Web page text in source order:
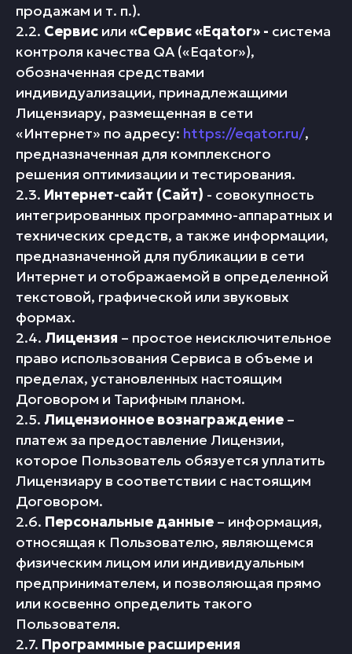
продажам и т. п.).
2.2. Сервис или «Сервис «Eqator» - система
контроля качества QA («Eqator»),
обозначенная средствами
индивидуализации, принадлежащими
Лицензиару, размещенная в сети
«Интернет» по адресу: https://eqator.ru/,
предназначенная для комплексного
решения оптимизации и тестирования.
2.3. Интернет-сайт (Сайт) - совокупность
интегрированных программно-аппаратных и
технических средств, а также информации,
предназначенной для публикации в сети
Интернет и отображаемой в определенной
текстовой, графической или звуковых
формах.
2.4. Лицензия – простое неисключительное
право использования Сервиса в объеме и
пределах, установленных настоящим
Договором и Тарифным планом.
2.5. Лицензионное вознаграждение –
платеж за предоставление Лицензии,
которое Пользователь обязуется уплатить
Лицензиару в соответствии с настоящим
Договором.
2.6. Персональные данные – информация,
относящая к Пользователю, являющемся
физическим лицом или индивидуальным
предпринимателем, и позволяющая прямо
или косвенно определить такого
Пользователя.
2.7. Программные расширения